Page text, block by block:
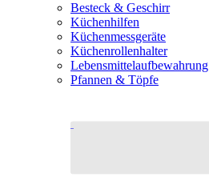
Besteck & Geschirr
Küchenhilfen
Küchenmessgeräte
Küchenrollenhalter
Lebensmittelaufbewahrung
Pfannen & Töpfe